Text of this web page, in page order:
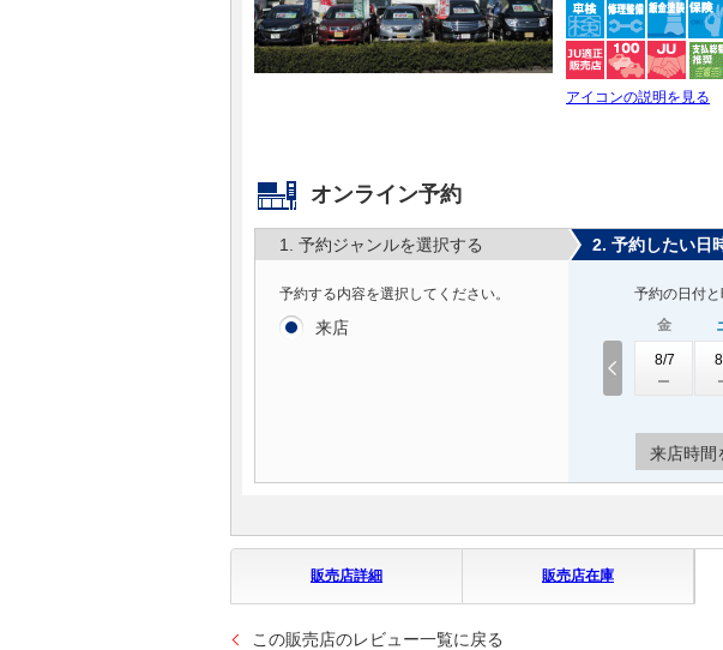
アイコンの説明を見る
オンライン予約
1. 予約ジャンルを選択する
予約する内容を選択してください。
来店
2. 予約したい日
予約の日付と
金
8/7
来店時間
販売店詳細 販売店在庫
この販売店のレビュー一覧に戻る